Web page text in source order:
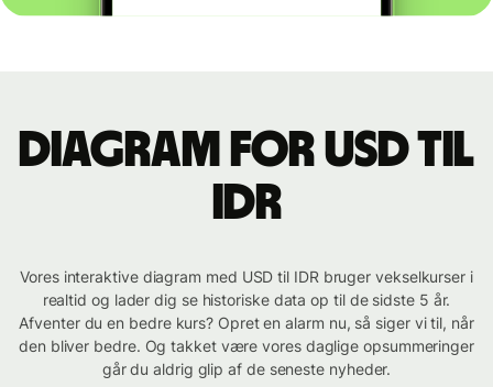
Diagram for USD til
IDR
Vores interaktive diagram med USD til IDR bruger vekselkurser i
realtid og lader dig se historiske data op til de sidste 5 år.
Afventer du en bedre kurs? Opret en alarm nu, så siger vi til, når
den bliver bedre. Og takket være vores daglige opsummeringer
går du aldrig glip af de seneste nyheder.